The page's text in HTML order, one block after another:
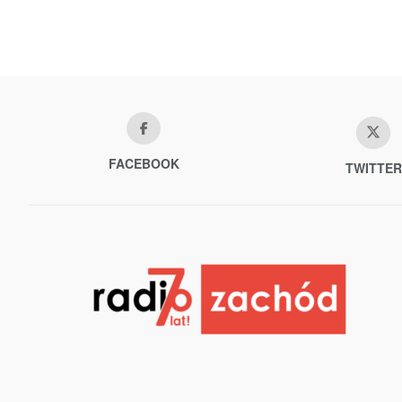
FACEBOOK TWITTER